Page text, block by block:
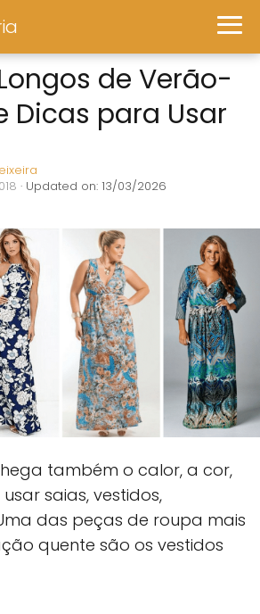
de Verão-
Dicas para Usar
· Updated on: 13/03/2026
também o calor, a cor,
saias, vestidos,
das peças de roupa mais
quente são os vestidos